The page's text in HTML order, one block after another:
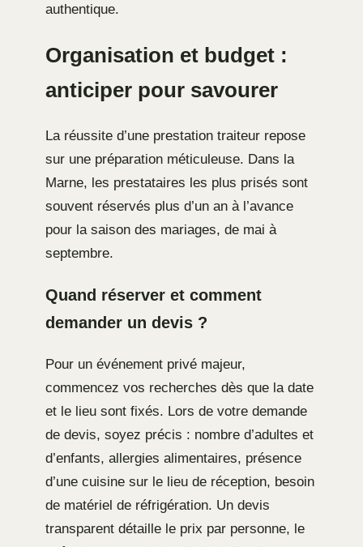
authentique.
Organisation et budget :
anticiper pour savourer
La réussite d’une prestation traiteur repose
sur une préparation méticuleuse. Dans la
Marne, les prestataires les plus prisés sont
souvent réservés plus d’un an à l’avance
pour la saison des mariages, de mai à
septembre.
Quand réserver et comment
demander un devis ?
Pour un événement privé majeur,
commencez vos recherches dès que la date
et le lieu sont fixés. Lors de votre demande
de devis, soyez précis : nombre d’adultes et
d’enfants, allergies alimentaires, présence
d’une cuisine sur le lieu de réception, besoin
de matériel de réfrigération. Un devis
transparent détaille le prix par personne, le